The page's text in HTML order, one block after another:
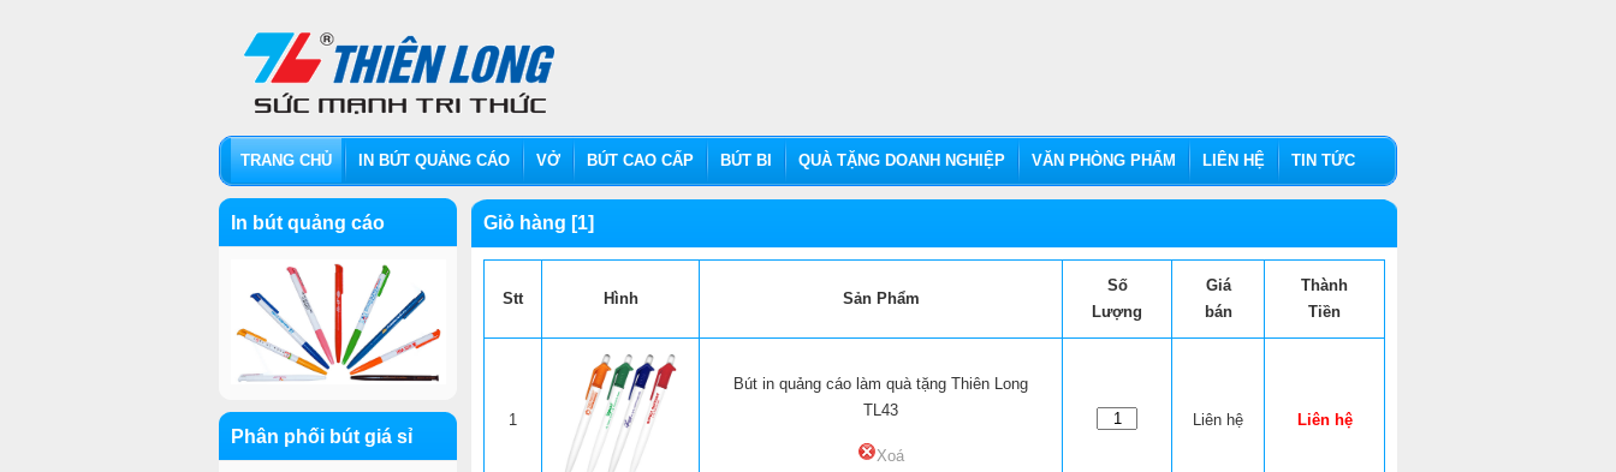
Giỏ hàng [1]
Stt Hình Sản Phẩm
Số
Lượng
Giá
bán
Thành
Tiền
1
Bút in quảng cáo làm quà tặng Thiên Long
TL43
Xoá
Liên hệ Liên hệ
In bút quảng cáo
Phân phối bút giá sỉ
TRANG CHỦ IN BÚT QUẢNG CÁO VỞ BÚT CAO CẤP BÚT BI QUÀ TẶNG DOANH NGHIỆP VĂN PHÒNG PHẨM LIÊN HỆ TIN TỨC